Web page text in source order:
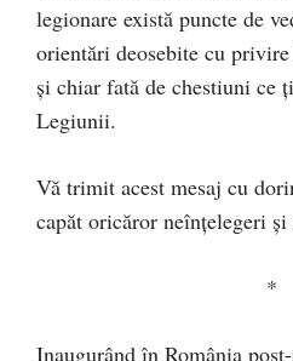
legionare există puncte de
orientări deosebite cu
și chiar fată de chestiuni ce
Legiunii.
Vă trimit acest mesaj cu
capăt oricăror neînțelegeri
*
Inaugurând în România